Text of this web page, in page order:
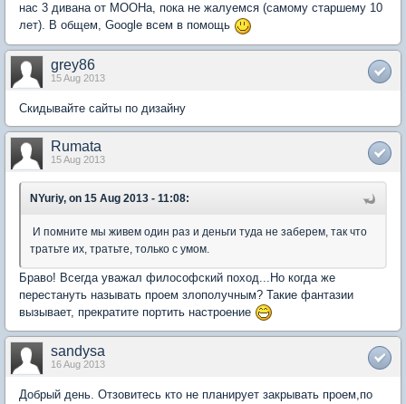
нас 3 дивана от МООНа, пока не жалуемся (самому старшему 10
лет). В общем, Google всем в помощь
grey86
15 Aug 2013
Скидывайте сайты по дизайну
Rumata
15 Aug 2013
NYuriy, on 15 Aug 2013 - 11:08:
И помните мы живем один раз и деньги туда не заберем, так что
тратьте их, тратьте, только с умом.
Браво! Всегда уважал философский поход...Но когда же
перестануть называть проем злополучным? Такие фантазии
вызывает, прекратите портить настроение
sandysa
16 Aug 2013
Добрый день. Отзовитесь кто не планирует закрывать проем,по